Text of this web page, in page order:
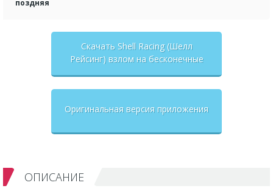
поздняя
Скачать Shell Racing (Шелл
Рейсинг) взлом на бесконечные
Оригинальная версия приложения
ОПИСАНИЕ